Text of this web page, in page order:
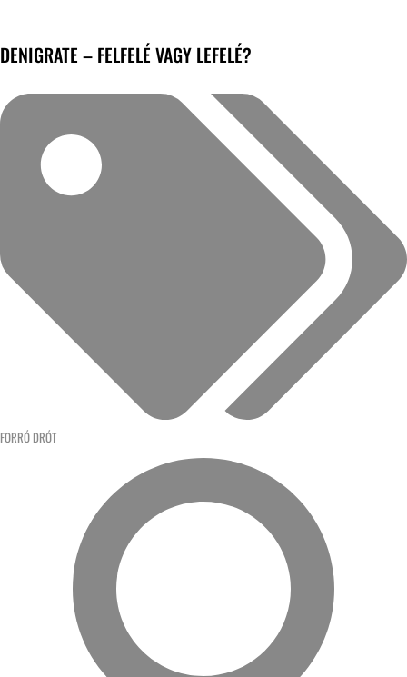
DENIGRATE – FELFELÉ VAGY LEFELÉ?
FORRÓ DRÓT